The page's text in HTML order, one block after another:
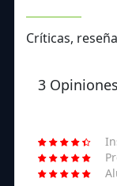
Críticas,
3